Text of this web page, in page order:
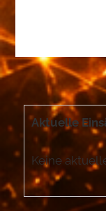
Aktuelle
Keine